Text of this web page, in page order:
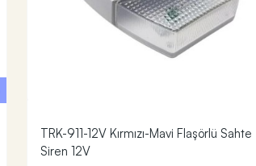
TRK-911-12V Kırmızı-Mavi Flaşörlü Sahte
Siren 12V